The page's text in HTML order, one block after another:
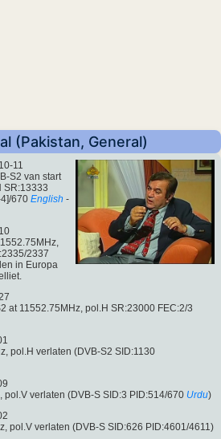
(Pakistan, General)
11
S2 van start
SR:13333
670 English -
2337
in Europa
at 11552.75MHz, pol.H SR:23000 FEC:2/3
pol.H verlaten (DVB-S2 SID:1130
pol.V verlaten (DVB-S SID:3 PID:514/670 Urdu)
pol.V verlaten (DVB-S SID:626 PID:4601/4611)